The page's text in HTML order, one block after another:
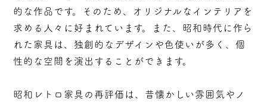
的な作品です。そのため、オリジナルなインテリアを
求める人々に好まれています。また、昭和時代に作ら
れた家具は、独創的なデザインや色使いが多く、個
性的な空間を演出することができます。
昭和レトロ家具の再評価は、昔懐かしい雰囲気やノ